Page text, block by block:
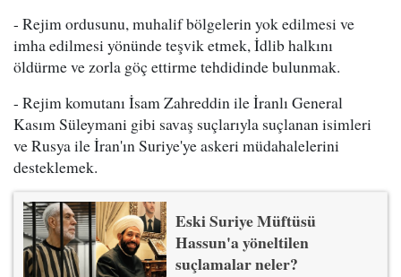
- Rejim ordusunu, muhalif bölgelerin yok edilmesi ve
imha edilmesi yönünde teşvik etmek, İdlib halkını
öldürme ve zorla göç ettirme tehdidinde bulunmak.
- Rejim komutanı İsam Zahreddin ile İranlı General
Kasım Süleymani gibi savaş suçlarıyla suçlanan isimleri
ve Rusya ile İran'ın Suriye'ye askeri müdahalelerini
desteklemek.
Eski Suriye Müftüsü
Hassun'a yöneltilen
suçlamalar neler?